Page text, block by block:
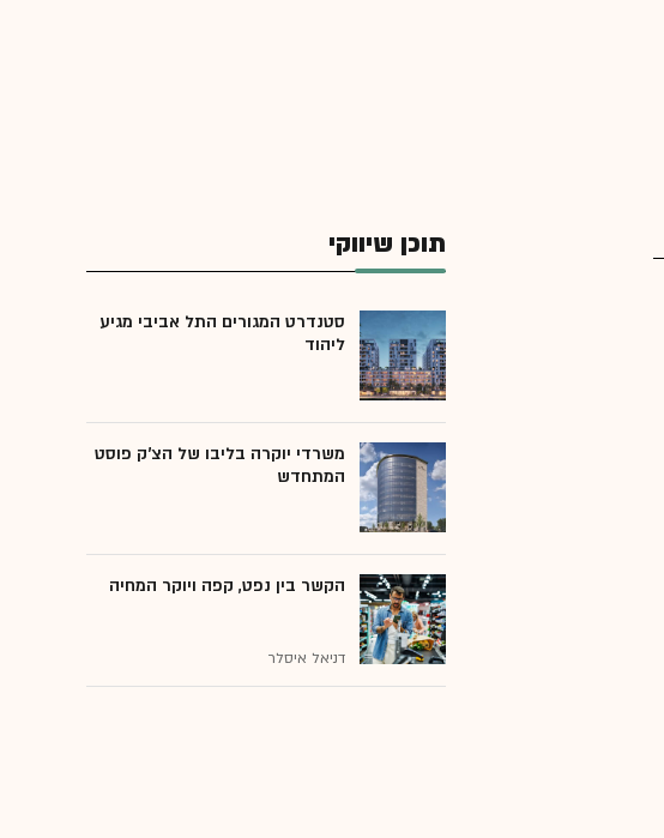
תוכן שיווקי
סטנדרט המגורים התל אביבי מגיע
ליהוד
משרדי יוקרה בליבו של הצ'ק פוסט
המתחדש
הקשר בין נפט, קפה ויוקר המחיה
דניאל איסלר